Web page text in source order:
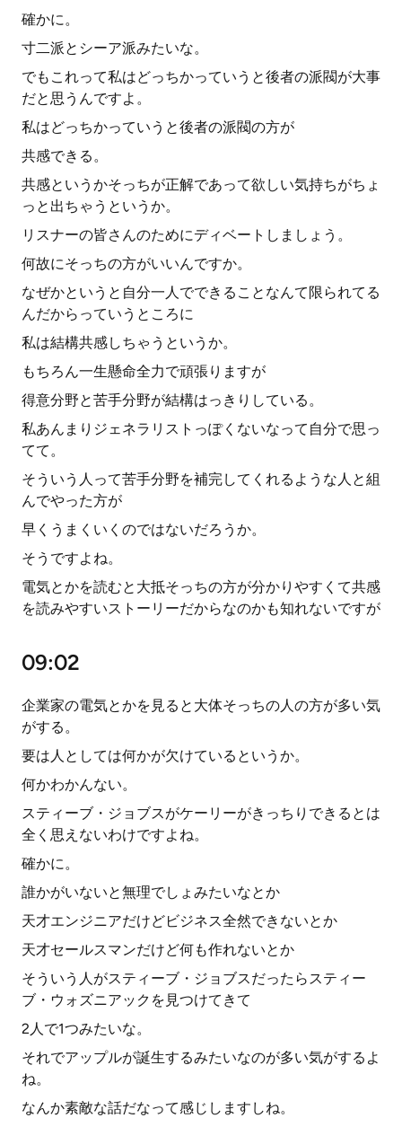
確かに。
寸二派とシーア派みたいな。
でもこれって私はどっちかっていうと後者の派閥が大事
だと思うんですよ。
私はどっちかっていうと後者の派閥の方が
共感できる。
共感というかそっちが正解であって欲しい気持ちがちょ
っと出ちゃうというか。
リスナーの皆さんのためにディベートしましょう。
何故にそっちの方がいいんですか。
なぜかというと自分一人でできることなんて限られてる
んだからっていうところに
私は結構共感しちゃうというか。
もちろん一生懸命全力で頑張りますが
得意分野と苦手分野が結構はっきりしている。
私あんまりジェネラリストっぽくないなって自分で思っ
てて。
そういう人って苦手分野を補完してくれるような人と組
んでやった方が
早くうまくいくのではないだろうか。
そうですよね。
電気とかを読むと大抵そっちの方が分かりやすくて共感
を読みやすいストーリーだからなのかも知れないですが
09:02
企業家の電気とかを見ると大体そっちの人の方が多い気
がする。
要は人としては何かが欠けているというか。
何かわかんない。
スティーブ・ジョブスがケーリーがきっちりできるとは
全く思えないわけですよね。
確かに。
誰かがいないと無理でしょみたいなとか
天才エンジニアだけどビジネス全然できないとか
天才セールスマンだけど何も作れないとか
そういう人がスティーブ・ジョブスだったらスティー
ブ・ウォズニアックを見つけてきて
2人で1つみたいな。
それでアップルが誕生するみたいなのが多い気がするよ
ね。
なんか素敵な話だなって感じしますしね。